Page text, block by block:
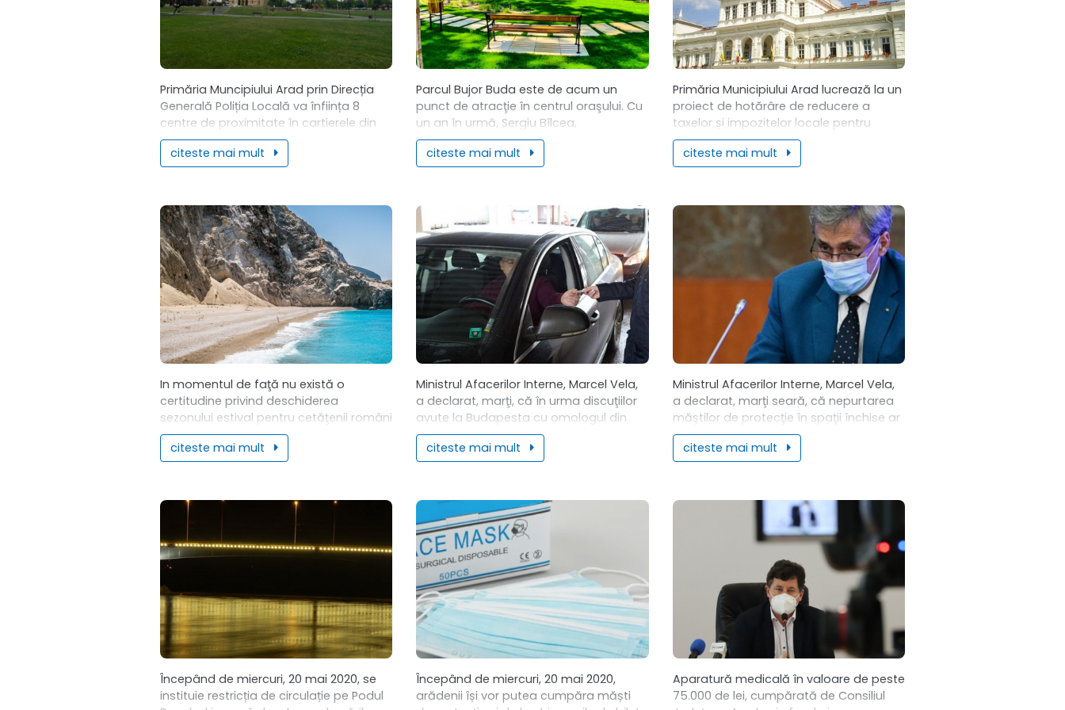
Primăria Muncipiului Arad prin Direcția
Generală Poliția Locală va înființa 8
centre de proximitate în cartierele din
municipiu. În fiecare din aceste centre
vor activa câte doi polițiști locali.
citeste mai mult
Parcul Bujor Buda este de acum un
punct de atracţie în centrul oraşului. Cu
un an în urmă, Sergiu Bîlcea,
vicepreşedintele Consiliului Judeţean
Arad, a lansat ideea valorificării unui
citeste mai mult
Primăria Municipiului Arad lucrează la un
proiect de hotărâre de reducere a
taxelor și impozitelor locale pentru
spațiile în care activitatea a fost
afectată sau întreruptă de restricțiile
citeste mai mult
In momentul de faţă nu există o
certitudine privind deschiderea
sezonului estival pentru cetăţenii români
către Grecia, Bulgaria şi Serbia
începând din 1 iunie, a declarat, miercuri,
citeste mai mult
Ministrul Afacerilor Interne, Marcel Vela,
a declarat, marţi, că în urma discuţiilor
avute la Budapesta cu omologul din
Ungaria, s-a convenit să se deschidă
alte cinci puncte de frontieră pentru...
citeste mai mult
Ministrul Afacerilor Interne, Marcel Vela,
a declarat, marţi seară, că nepurtarea
măştilor de protecţie în spaţii închise ar
trebui sancţionată şi va exista un ordin
care să „implementeze fapta şi...
citeste mai mult
Începând de miercuri, 20 mai 2020, se
instituie restricția de circulație pe Podul
Începând de miercuri, 20 mai 2020,
arădenii își vor putea cumpăra măști
Aparatură medicală în valoare de peste
75.000 de lei, cumpărată de Consiliul